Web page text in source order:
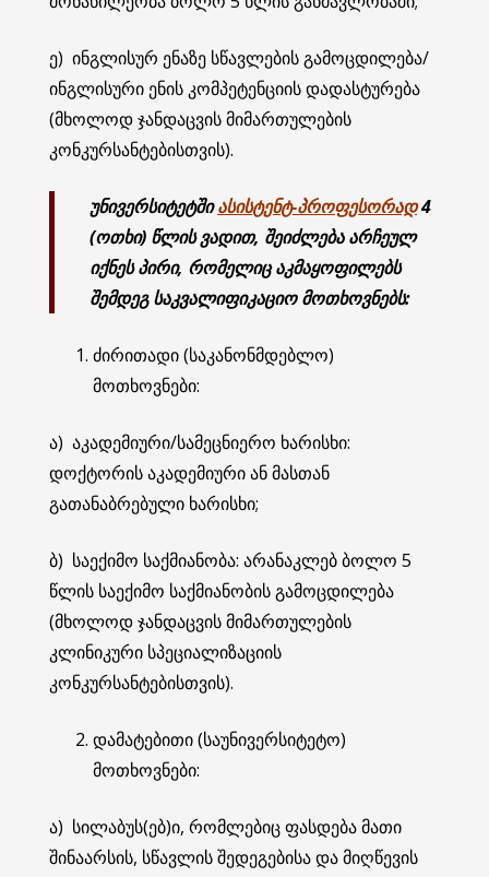
ე) ინგლისურ ენაზე სწავლების გამოცდილება/
ინგლისური ენის კომპეტენციის დადასტურება
(მხოლოდ ჯანდაცვის მიმართულების
კონკურსანტებისთვის).
უნივერსიტეტშიასისტენტ-პროფესორად4
(ოთხი) წლის ვადით, შეიძლება არჩეულ
იქნეს პირი, რომელიც აკმაყოფილებს
შემდეგ საკვალიფიკაციო მოთხოვნებს:
ძირითადი (საკანონმდებლო)
მოთხოვნები:
ა) აკადემიური/სამეცნიერო ხარისხი:
დოქტორის აკადემიური ან მასთან
გათანაბრებული ხარისხი;
ბ) საექიმო საქმიანობა: არანაკლებ ბოლო 5
წლის საექიმო საქმიანობის გამოცდილება
(მხოლოდ ჯანდაცვის მიმართულების
კლინიკური სპეციალიზაციის
კონკურსანტებისთვის).
დამატებითი (საუნივერსიტეტო)
მოთხოვნები:
ა) სილაბუს(ებ)ი, რომლებიც ფასდება მათი
შინაარსის, სწავლის შედეგებისა და მიღწევის